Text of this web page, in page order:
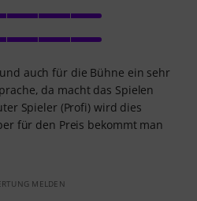
auch für die Bühne ein sehr
da macht das Spielen
Spieler (Profi) wird dies
für den Preis bekommt man
MELDEN